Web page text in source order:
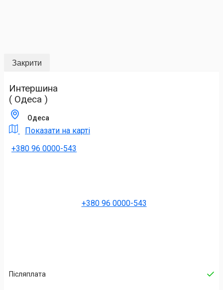
Закрити
Интершина
( Одеса )
Одеса
Показати на карті
+380 96 0000-543
+380 96 0000-543
Післяплата